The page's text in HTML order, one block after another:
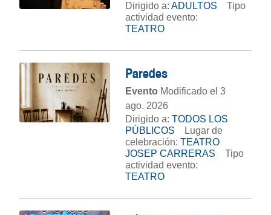
Dirigido a: ADULTOS
Tipo
actividad evento:
TEATRO
Paredes
Evento Modificado el 3
ago. 2026
Dirigido a: TODOS LOS
PÚBLICOS
Lugar de
celebración: TEATRO
JOSEP CARRERAS
Tipo
actividad evento:
TEATRO